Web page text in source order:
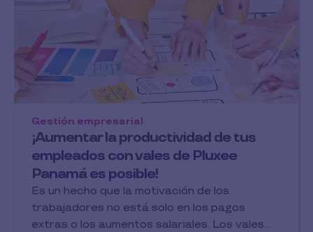
¡Aumentar la productividad de tus
empleados con vales de Pluxee
Panamá es posible!
Gestión empresarial
Es un hecho que la motivación de los
trabajadores no está solo en los pagos
extras o los aumentos salariales. Los vales...